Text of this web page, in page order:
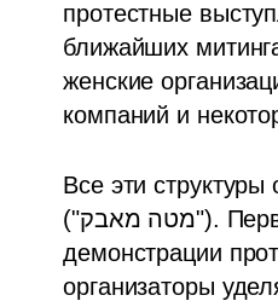
протестные
ближайших
женские
компаний и
Все эти
("מטה מאבק"). Первая совместная акция, которую проведет этот альянс - массовые
демонстрации
организаторы